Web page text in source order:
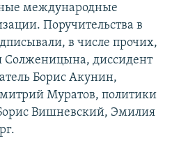
международные
Поручительства в
в числе прочих,
Солженицына, диссидент
Борис Акунин,
Муратов, политики
Вишневский, Эмилия